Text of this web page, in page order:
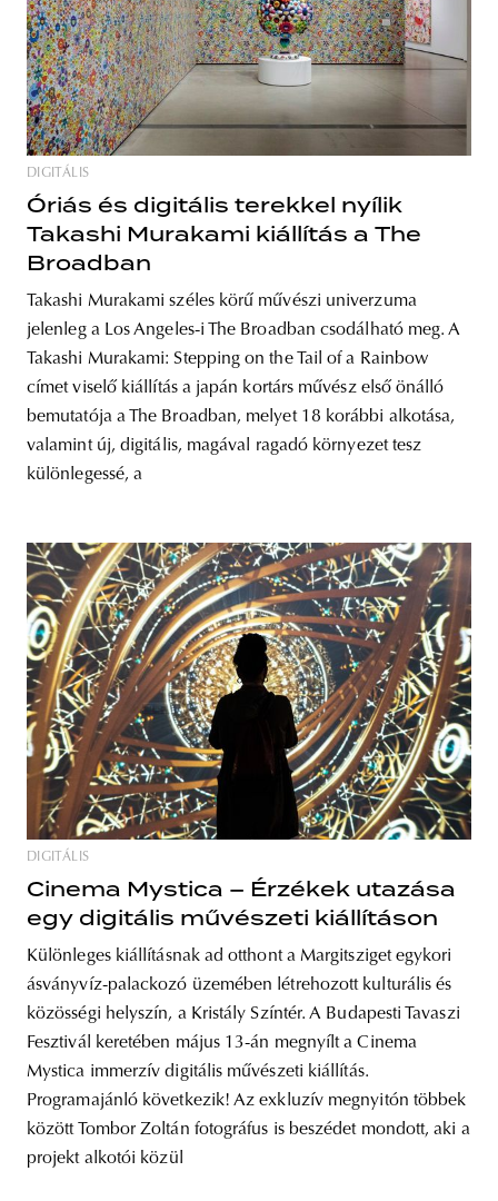
DIGITÁLIS
Óriás és digitális terekkel nyílik
Takashi Murakami kiállítás a The
Broadban
Takashi Murakami széles körű művészi univerzuma
jelenleg a Los Angeles-i The Broadban csodálható meg. A
Takashi Murakami: Stepping on the Tail of a Rainbow
címet viselő kiállítás a japán kortárs művész első önálló
bemutatója a The Broadban, melyet 18 korábbi alkotása,
valamint új, digitális, magával ragadó környezet tesz
különlegessé, a
DIGITÁLIS
Cinema Mystica – Érzékek utazása
egy digitális művészeti kiállításon
Különleges kiállításnak ad otthont a Margitsziget egykori
ásványvíz-palackozó üzemében létrehozott kulturális és
közösségi helyszín, a Kristály Színtér. A Budapesti Tavaszi
Fesztivál keretében május 13-án megnyílt a Cinema
Mystica immerzív digitális művészeti kiállítás.
Programajánló következik! Az exkluzív megnyitón többek
között Tombor Zoltán fotográfus is beszédet mondott, aki a
projekt alkotói közül